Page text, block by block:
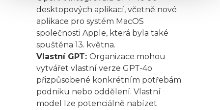
desktopových aplikací, včetně nové
aplikace pro systém MacOS
společnosti Apple, která byla také
spuštěna 13. května.
Vlastní GPT: Organizace mohou
vytvářet vlastní verze GPT-4o
přizpůsobené konkrétním potřebám
podniku nebo oddělení. Vlastní
model lze potenciálně nabízet